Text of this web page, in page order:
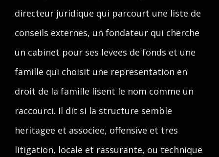
directeur juridique qui parcourt une liste de
conseils externes, un fondateur qui cherche
un cabinet pour ses levees de fonds et une
famille qui choisit une representation en
droit de la famille lisent le nom comme un
raccourci. Il dit si la structure semble
heritagee et associee, offensive et tres
litigation, locale et rassurante, ou technique